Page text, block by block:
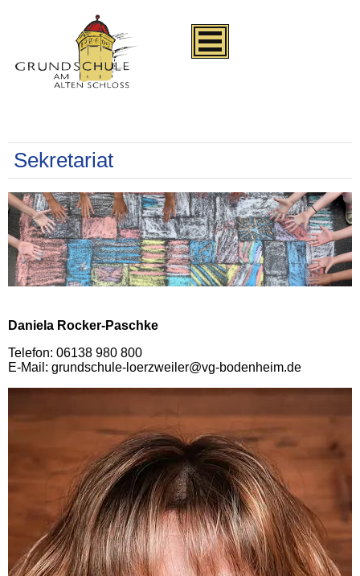
Sekretariat
Daniela Rocker-Paschke
Telefon: 06138 980 800
E-Mail: grundschule-loerzweiler@vg-bodenheim.de